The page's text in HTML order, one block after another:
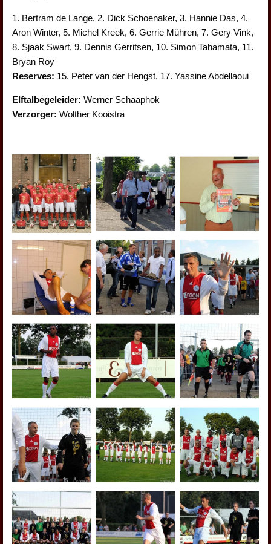
1. Bertram de Lange, 2. Dick Schoenaker, 3. Hannie Das, 4.
Aron Winter, 5. Michel Kreek, 6. Gerrie Mühren, 7. Gery Vink,
8. Sjaak Swart, 9. Dennis Gerritsen, 10. Simon Tahamata, 11.
Bryan Roy
Reserves: 15. Peter van der Hengst, 17. Yassine Abdellaoui
Elftalbegeleider: Werner Schaaphok
Verzorger: Wolther Kooistra